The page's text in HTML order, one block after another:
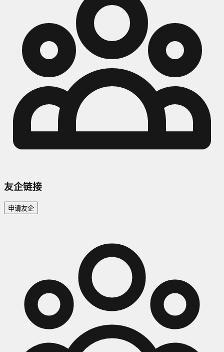
友企链接
申请友企